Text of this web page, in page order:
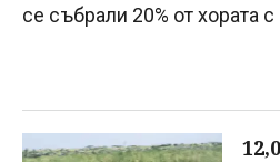
се събрали 20% от хората